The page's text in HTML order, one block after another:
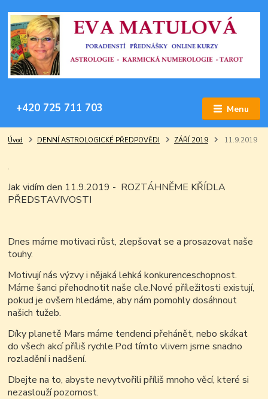
Menu
+420 725 711 703
Úvod DENNÍ ASTROLOGICKÉ PŘEDPOVĚDI ZÁŘÍ 2019 11.9.2019
.
Jak vidím den 11.9.2019 - ROZTÁHNĚME KŘÍDLA
PŘEDSTAVIVOSTI
Dnes máme motivaci růst, zlepšovat se a prosazovat naše
touhy.
Motivují nás výzvy i nějaká lehká konkurenceschopnost.
Máme šanci přehodnotit naše cíle.Nové příležitosti existují,
pokud je ovšem hledáme, aby nám pomohly dosáhnout
našich tužeb.
Díky planetě Mars máme tendenci přehánět, nebo skákat
do všech akcí příliš rychle.Pod tímto vlivem jsme snadno
rozladění i nadšení.
Dbejte na to, abyste nevytvořili příliš mnoho věcí, které si
nezaslouží pozornost.